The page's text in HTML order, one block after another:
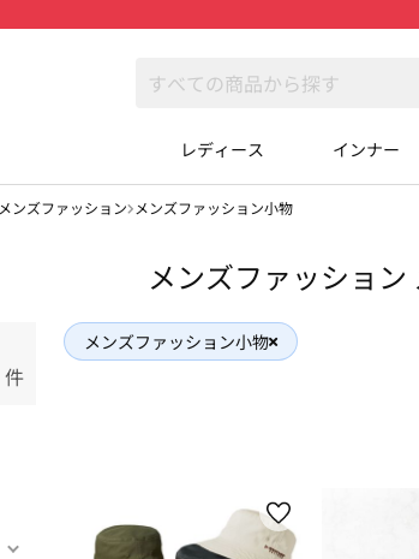
レディース インナー
メンズファッション メンズファッション小物
メンズファッショ
件
メンズファッション小物